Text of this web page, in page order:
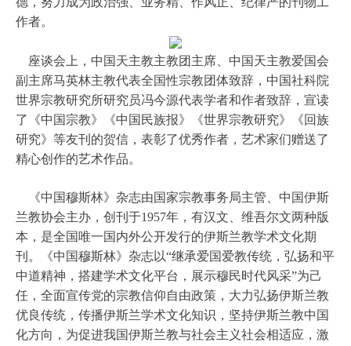
作者。
座谈会上，中国天主教主教团主席、中国天主教爱国会
副主席马英林主教代表全国性宗教团体致辞，中国社科院
世界宗教研究所研究员冯今源代表学者和作者致辞，宣读
了《中国宗教》《中国民族报》《世界宗教研究》《回族
研究》等友刊的贺信，表彰了优秀作者，艺术家们赠送了
精心创作的艺术作品。
《中国穆斯林》杂志由国家宗教事务局主管、中国伊斯
兰教协会主办，创刊于1957年，有汉文、维吾尔文两种版
本，是全国唯一国内外公开发行的伊斯兰教学术文化期
刊。《中国穆斯林》杂志以“继承爱国爱教传统，弘扬和平
中道精神，搭建学术文化平台，展示穆民时代风采”为己
任，全面宣传党的宗教信仰自由政策，大力弘扬伊斯兰教
优良传统，传播伊斯兰学术文化知识，坚持伊斯兰教中国
化方向，为促进我国伊斯兰教与社会主义社会相适应，激